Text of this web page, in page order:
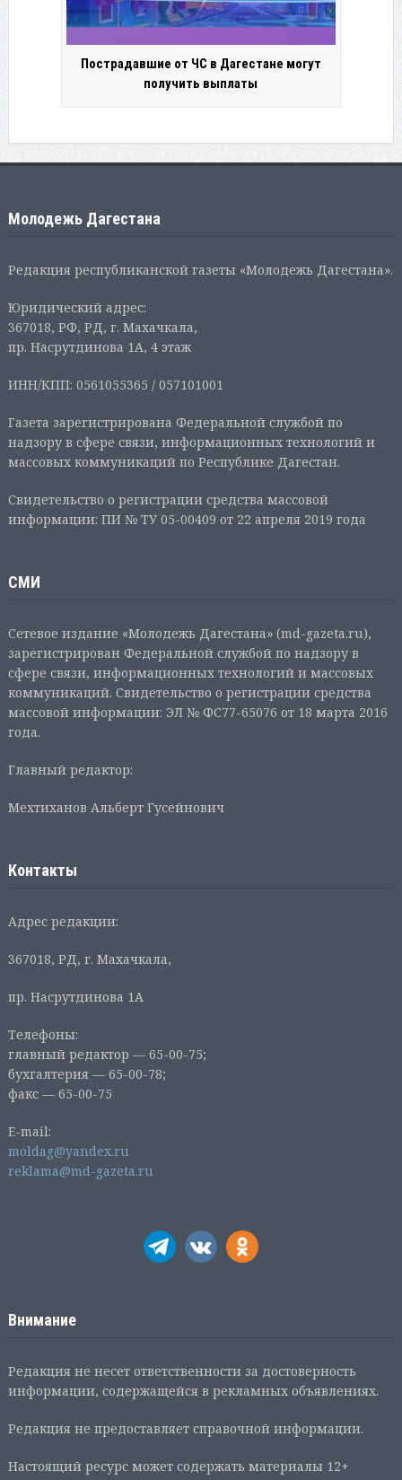
Пострадавшие от ЧС в Дагестане могут
получить выплаты
Молодежь Дагестана
Редакция республиканской газеты «Молодежь Дагестана».
Юридический адрес:
367018, РФ, РД, г. Махачкала,
пр. Насрутдинова 1А, 4 этаж
ИНН/КПП: 0561055365 / 057101001
Газета зарегистрирована Федеральной службой по
надзору в сфере связи, информационных технологий и
массовых коммуникаций по Республике Дагестан.
Свидетельство о регистрации средства массовой
информации: ПИ № ТУ 05-00409 от 22 апреля 2019 года
СМИ
Сетевое издание «Молодежь Дагестана» (md-gazeta.ru),
зарегистрирован Федеральной службой по надзору в
сфере связи, информационных технологий и массовых
коммуникаций. Свидетельство о регистрации средства
массовой информации: ЭЛ № ФС77-65076 от 18 марта 2016
года.
Главный редактор:
Мехтиханов Альберт Гусейнович
Контакты
Адрес редакции:
367018, РД, г. Махачкала,
пр. Насрутдинова 1А
Телефоны:
главный редактор — 65-00-75;
бухгалтерия — 65-00-78;
факс — 65-00-75
E-mail:
moldag@yandex.ru
reklama@md-gazeta.ru
Внимание
Редакция не несет ответственности за достоверность
информации, содержащейся в рекламных объявлениях.
Редакция не предоставляет справочной информации.
Настоящий ресурс может содержать материалы 12+